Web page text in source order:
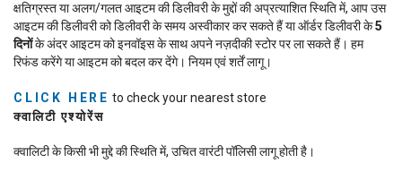
क्षतिग्रस्त या अलग/गलत आइटम की डिलीवरी के मुद्दों की अप्रत्याशित स्थिति में, आप उस
आइटम की डिलीवरी को डिलीवरी के समय अस्वीकार कर सकते हैं या ऑर्डर डिलीवरी के5
दिनोंके अंदर आइटम को इनवॉइस के साथ अपने नज़दीकी स्टोर पर ला सकते हैं। हम
रिफंड करेंगे या आइटम को बदल कर देंगे। नियम एवं शर्तें लागू।
CLICK HERE to check your nearest store
क्वालिटी एश्योरेंस
क्वालिटी के किसी भी मुद्दे की स्थिति में, उचित वारंटी पॉलिसी लागू होती है।